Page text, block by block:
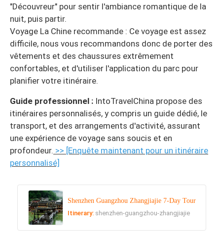
"Découvreur" pour sentir l'ambiance romantique de la
nuit, puis partir.
Voyage La Chine recommande : Ce voyage est assez
difficile, nous vous recommandons donc de porter des
vêtements et des chaussures extrêmement
confortables, et d'utiliser l'application du parc pour
planifier votre itinéraire.
Guide professionnel : IntoTravelChina propose des
itinéraires personnalisés, y compris un guide dédié, le
transport, et des arrangements d'activité, assurant
une expérience de voyage sans soucis et en
profondeur. >> [Enquête maintenant pour un itinéraire
personnalisé]
Shenzhen Guangzhou Zhangjiajie 7-Day Tour
Itinerary: shenzhen-guangzhou-zhangjiajie